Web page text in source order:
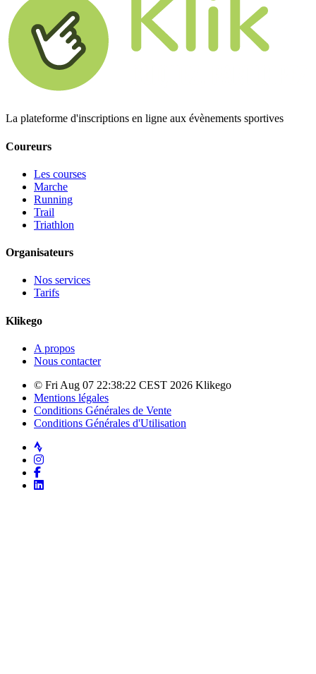
La plateforme d'inscriptions en ligne aux évènements sportives
Coureurs
Les courses
Marche
Running
Trail
Triathlon
Organisateurs
Nos services
Tarifs
Klikego
A propos
Nous contacter
© Fri Aug 07 22:38:22 CEST 2026 Klikego
Mentions légales
Conditions Générales de Vente
Conditions Générales d'Utilisation
Strava
Instagram
Facebook
LinkedIn